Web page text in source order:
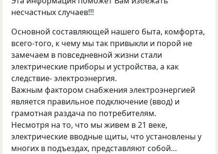
несчастных случаев!!!
Основной составляющей нашего быта, комфорта,
всего-того, к чему мы так привыкли и порой не
замечаем в повседневной жизни стали
электрические приборы и устройства, а как
следствие- электроэнергия.
Важным фактором снабжения электроэнергией
является правильное подключение (ввод) и
грамотная раздача по потребителям.
Несмотря на то, что мы живем в 21 веке,
электрические вводные щиты, что установлены у
многих в подъездах, представляют собой…